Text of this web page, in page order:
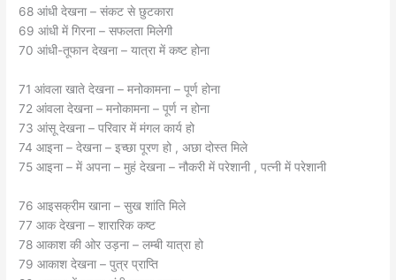
68 आंधी देखना – संकट से छुटकारा
69 आंधी में गिरना – सफलता मिलेगी
70 आंधी-तूफान देखना – यात्रा में कष्ट होना
71 आंवला खाते देखना – मनोकामना – पूर्ण होना
72 आंवला देखना – मनोकामना – पूर्ण न होना
73 आंसू देखना – परिवार में मंगल कार्य हो
74 आइना – देखना – इच्छा पूरण हो , अछा दोस्त मिले
75 आइना – में अपना – मुहं देखना – नौकरी में परेशानी , पत्नी में परेशानी
76 आइसक्रीम खाना – सुख शांति मिले
77 आक देखना – शारारिक कष्ट
78 आकाश की ओर उड़ना – लम्बी यात्रा हो
79 आकाश देखना – पुत्र प्राप्ति